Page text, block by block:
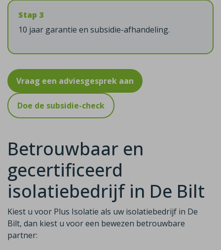
Stap 3
10 jaar garantie en subsidie-afhandeling.
Vraag een adviesgesprek aan
Doe de subsidie-check
Betrouwbaar en
gecertificeerd
isolatiebedrijf in De Bilt
Kiest u voor Plus Isolatie als uw isolatiebedrijf in De
Bilt, dan kiest u voor een bewezen betrouwbare
partner: